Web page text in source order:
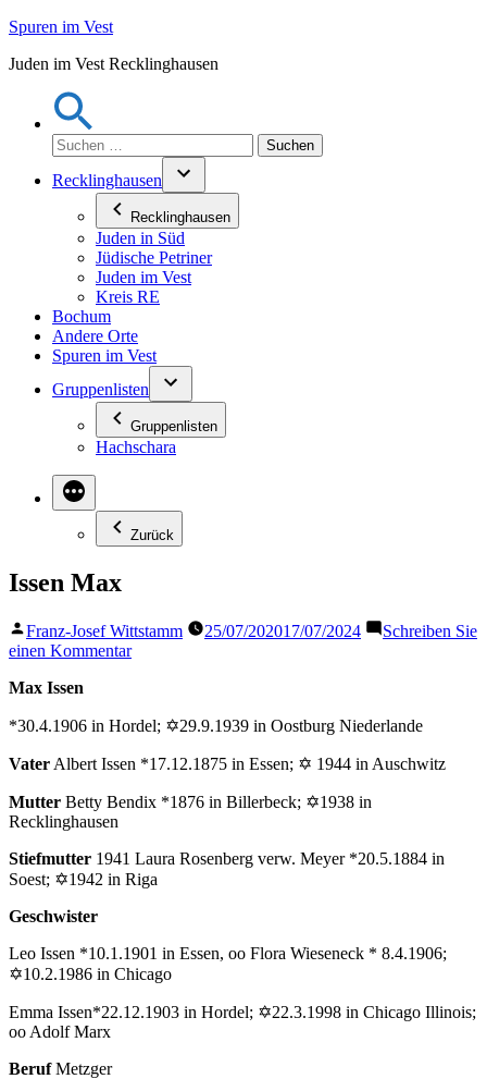
Zum
springen
Spuren im Vest
Juden im Vest Recklinghausen
Suchen
nach:
Recklinghausen
Recklinghausen
Juden in Süd
Jüdische Petriner
Juden im Vest
Kreis RE
Bochum
Andere Orte
Spuren im Vest
Gruppenlisten
Gruppenlisten
Hachschara
Zurück
Issen Max
Veröffentlicht
von
Franz-Josef Wittstamm 25/07/202017/07/2024
Schreiben Sie
einen Kommentarzu
Max Issen
*30.4.1906 in Hordel; ✡29.9.1939 in Oostburg Niederlande
Vater Albert Issen *17.12.1875 in Essen; ✡ 1944 in Auschwitz
Mutter Betty Bendix *1876 in Billerbeck; ✡1938 in
Recklinghausen
Stiefmutter 1941 Laura Rosenberg verw. Meyer *20.5.1884 in
Soest; ✡1942 in Riga
Geschwister
Leo Issen *10.1.1901 in Essen, oo Flora Wieseneck * 8.4.1906;
✡10.2.1986 in Chicago
Emma Issen*22.12.1903 in Hordel; ✡22.3.1998 in Chicago Illinois;
oo Adolf Marx
BerufMetzger